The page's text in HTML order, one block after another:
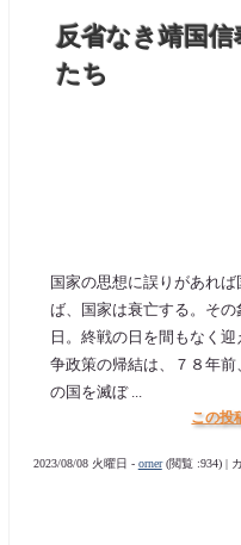
反省なき靖国信
たち
国家の思想に誤りがあれ
ば、国家は衰亡する。そ
日。終戦の日を間もなく
争政策の帰結は、７８年
の国を滅ぼ ...
この投
2023/08/08 火曜日 - orner(閲覧 :934) |